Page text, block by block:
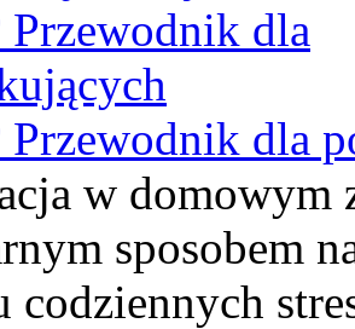
Przewodnik dla
w domowym
sposobem
codziennych